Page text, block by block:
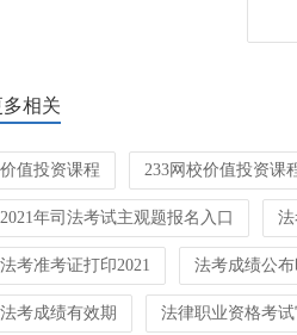
相关
价值投资课程 233网校价值投资课
2021年司法考试主观题报名入口
法考准考证打印2021 法考成绩公布
法考成绩有效期 法律职业资格考